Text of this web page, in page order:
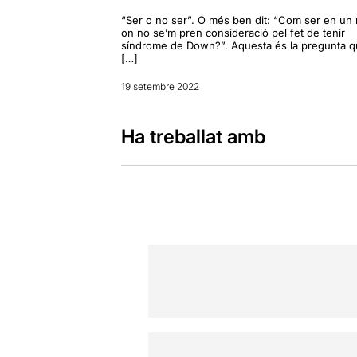
“Ser o no ser”. O més ben dit: “Com ser en un
on no se’m pren consideració pel fet de tenir
síndrome de Down?”. Aquesta és la pregunta
[…]
19 setembre 2022
Ha treballat amb